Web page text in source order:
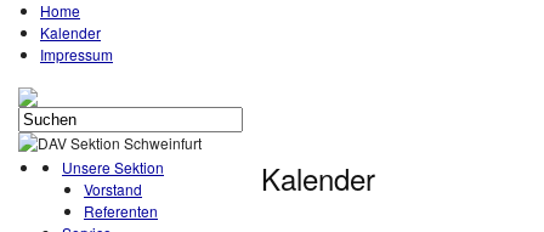
Home
Kalender
Impressum
Unsere Sektion
Vorstand
Referenten
Kalender